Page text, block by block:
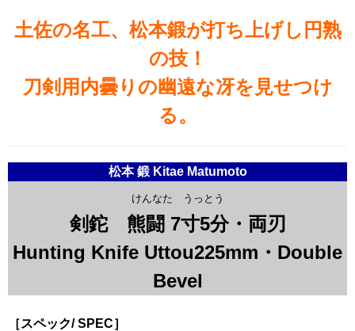
土佐の名工、松本鍛が打ち上げし円熟
の技！
刀剣用内曇りの幽遠な冴を見せつけ
る。
松本 鍛 Kitae Matumoto
けんなた うっとう
剣鉈 熊闘 7寸5分・両刃
Hunting Knife Uttou225mm・Double
Bevel
［スペック/ SPEC］